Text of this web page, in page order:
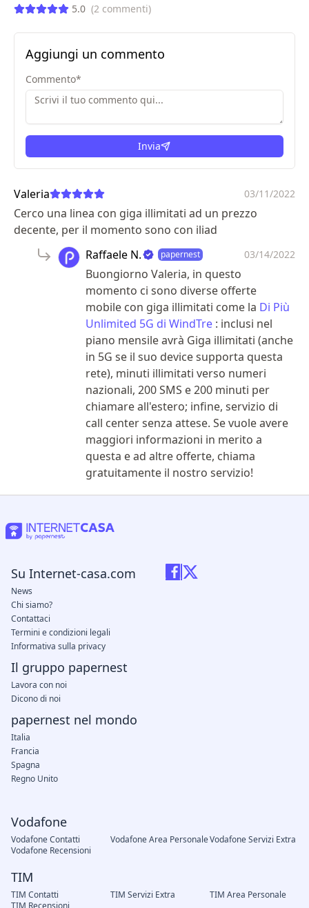
5.0 (2 commenti)
Aggiungi un commento
Commento*
Invia
Valeria 03/11/2022
Cerco una linea con giga illimitati ad un prezzo
decente, per il momento sono con iliad
Raffaele N.
papernest 03/14/2022
Buongiorno Valeria, in questo
momento ci sono diverse offerte
mobile con giga illimitati come la Di Più
Unlimited 5G di WindTre : inclusi nel
piano mensile avrà Giga illimitati (anche
in 5G se il suo device supporta questa
rete), minuti illimitati verso numeri
nazionali, 200 SMS e 200 minuti per
chiamare all'estero; infine, servizio di
call center senza attese. Se vuole avere
maggiori informazioni in merito a
questa e ad altre offerte, chiama
gratuitamente il nostro servizio!
Vodafone
Vodafone Contatti Vodafone Area PersonaleVodafone Servizi Extra
Vodafone Recensioni
TIM
TIM Contatti TIM Servizi Extra
TIM Area Personale
Su Internet-casa.com
News
Chi siamo?
Contattaci
Termini e condizioni legali
Informativa sulla privacy
Il gruppo papernest
Lavora con noi
Dicono di noi
papernest nel mondo
Italia
Francia
Spagna
Regno Unito